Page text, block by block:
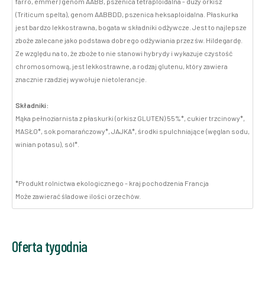
(Triticum spelta), genom AABBDD, pszenica heksaploidalna. Płaskurka
jest bardzo lekkostrawna, bogata w składniki odżywcze. Jest to najlepsze
zboże zalecane jako podstawa dobrego odżywiania przez św. Hildegardę.
Ze względu na to, że zboże to nie stanowi hybrydy i wykazuje czystość
chromosomową, jest lekkostrawne, a rodzaj glutenu, który zawiera
znacznie rzadziej wywołuje nietolerancje.
Składniki:
Mąka pełnoziarnista z płaskurki (orkisz GLUTEN) 55%*, cukier trzcinowy*,
MASŁO*, sok pomarańczowy*, JAJKA*, środki spulchniające (węglan sodu,
winian potasu), sól*.
*Produkt rolnictwa ekologicznego - kraj pochodzenia Francja
Może zawierać śladowe ilości orzechów.
Oferta tygodnia